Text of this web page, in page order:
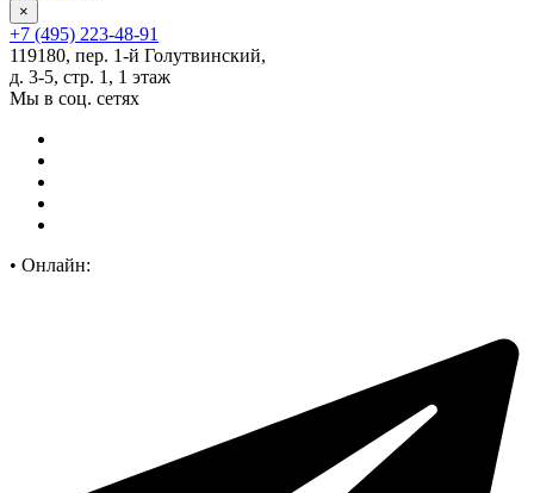
×
+7 (495) 223-48-91
119180, пер. 1-й Голутвинский,
д. 3-5, стр. 1, 1 этаж
Мы в соц. сетях
• Онлайн: